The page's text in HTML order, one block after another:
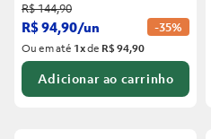
R$144,90
R$94,90/un -35%
Ou em até 1xde R$ 94,90
Adicionar ao carrinho